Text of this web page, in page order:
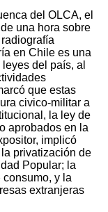
del OLCA, el
una hora sobre
en Chile es una
del país, al
que estas
civico-militar a
la ley de
aprobados en la
implicó
privatización de
Popular; la
y la
extranjeras